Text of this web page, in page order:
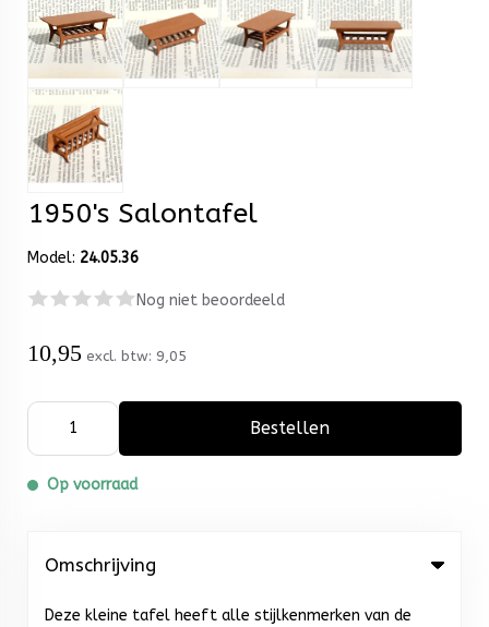
1950's Salontafel
Model: 24.05.36
Nog niet beoordeeld
10,95 excl. btw: 9,05
Bestellen
Op voorraad
Omschrijving
Deze kleine tafel heeft alle stijlkenmerken van de